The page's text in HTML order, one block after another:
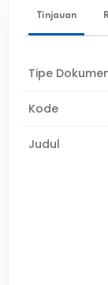
Tinjauan
Tipe
Kode
Judul